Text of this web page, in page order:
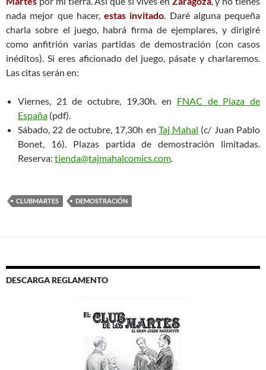
nada mejor que hacer, estas invitado. Daré alguna pequeña
charla sobre el juego, habrá firma de ejemplares, y dirigiré
como anfitrión varias partidas de demostración (con casos
inéditos). Si eres aficionado del juego, pásate y charlaremos.
Las citas serán en:
Viernes, 21 de octubre, 19,30h. en FNAC de Plaza de
España (pdf).
Sábado, 22 de octubre, 17,30h en Taj Mahal (c/ Juan Pablo
Bonet, 16). Plazas partida de demostración limitadas.
Reserva: tienda@tajmahalcomics.com.
CLUBMARTES DEMOSTRACIÓN
DESCARGA REGLAMENTO